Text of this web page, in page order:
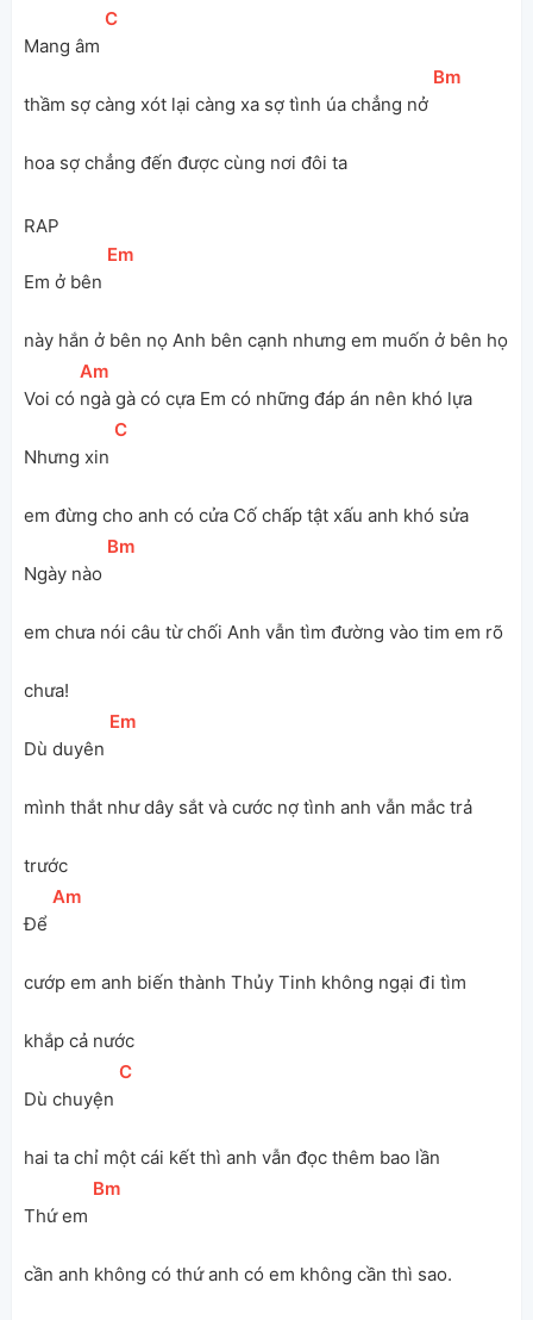
Mang âm
[
C
thầm sợ càng xót lại càng xa sợ tình úa chẳng nở
[Bm
hoa sợ chẳng đến được cùng nơi đôi ta
RAP
Em ở bên
[Em
Voi có
[
Am
ngà gà có cựa Em có những đáp án nên khó lựa
Nhưng xin
[
C
em đừng cho anh có cửa Cố chấp tật xấu anh khó sửa
Ngày nào
[Bm
em chưa nói câu từ chối Anh vẫn tìm đường vào tim em rõ
chưa!
Dù duyên
[Em
mình thắt như dây sắt và cước nợ tình anh vẫn mắc trả
trước
Để
[
Am
cướp em anh biến thành Thủy Tinh không ngại đi tìm
khắp cả nước
Dù chuyện
[
C
hai ta chỉ một cái kết thì anh vẫn đọc thêm bao lần
Thứ em
[Bm
cần anh không có thứ anh có em không cần thì sao.